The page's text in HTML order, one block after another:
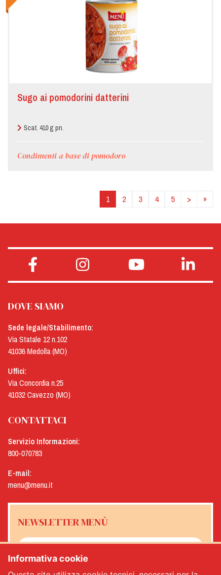
Sugo ai pomodorini datterini
Scat. 410 g pn.
Condimenti a base di pomodoro
1 2 3 4 5 > »
DOVE SIAMO
Sede legale/Stabilimento:
Via Statale 12 n.102
41036 Medolla (MO)
Uffici:
Via Concordia n.25
41032 Cavezzo (MO)
CONTATTACI
Servizio Informazioni:
800-070783
E-mail:
menu@menu.it
NEWSLETTER MENÙ
Sì, desidero ricevere la newsletter Menù
Informativa cookie